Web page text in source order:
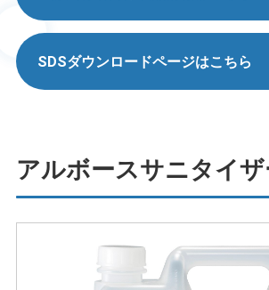
SDSダウンロードページはこちら
アルボースサニタイザ